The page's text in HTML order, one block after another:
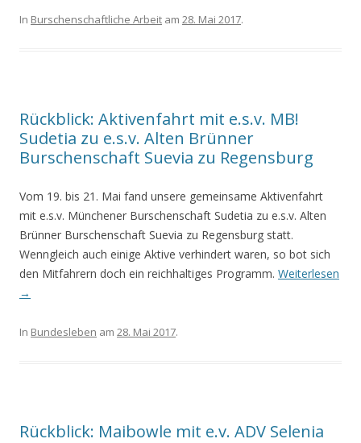
In Burschenschaftliche Arbeit am 28. Mai 2017.
Rückblick: Aktivenfahrt mit e.s.v. MB!
Sudetia zu e.s.v. Alten Brünner
Burschenschaft Suevia zu Regensburg
Vom 19. bis 21. Mai fand unsere gemeinsame Aktivenfahrt
mit e.s.v. Münchener Burschenschaft Sudetia zu e.s.v. Alten
Brünner Burschenschaft Suevia zu Regensburg statt.
Wenngleich auch einige Aktive verhindert waren, so bot sich
den Mitfahrern doch ein reichhaltiges Programm. Weiterlesen
→
In Bundesleben am 28. Mai 2017.
Rückblick: Maibowle mit e.v. ADV Selenia